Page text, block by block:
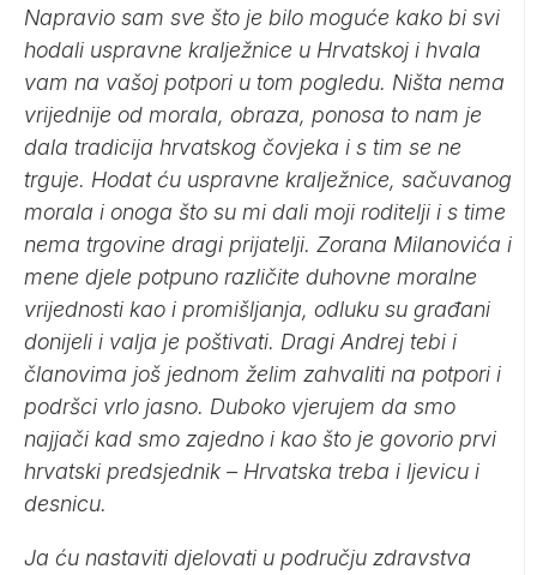
Napravio sam sve što je bilo moguće kako bi svi
hodali uspravne kralježnice u Hrvatskoj i hvala
vam na vašoj potpori u tom pogledu. Ništa nema
vrijednije od morala, obraza, ponosa to nam je
dala tradicija hrvatskog čovjeka i s tim se ne
trguje. Hodat ću uspravne kralježnice, sačuvanog
morala i onoga što su mi dali moji roditelji i s time
nema trgovine dragi prijatelji. Zorana Milanovića i
mene djele potpuno različite duhovne moralne
vrijednosti kao i promišljanja, odluku su građani
donijeli i valja je poštivati. Dragi Andrej tebi i
članovima još jednom želim zahvaliti na potpori i
podršci vrlo jasno. Duboko vjerujem da smo
najjači kad smo zajedno i kao što je govorio prvi
hrvatski predsjednik – Hrvatska treba i ljevicu i
desnicu.
Ja ću nastaviti djelovati u području zdravstva